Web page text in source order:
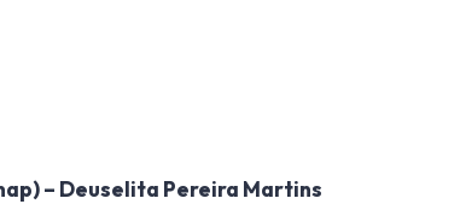
– Deuselita Pereira Martins